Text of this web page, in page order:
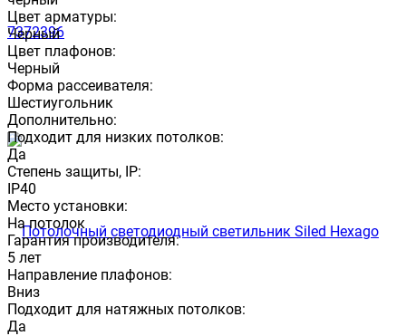
Цвет арматуры:
Черный
Цвет плафонов:
Черный
Форма рассеивателя:
Шестиугольник
Дополнительно:
Подходит для низких потолков:
Да
Степень защиты, IP:
IP40
Место установки:
На потолок
Гарантия производителя:
5 лет
Направление плафонов:
Вниз
Подходит для натяжных потолков:
Да